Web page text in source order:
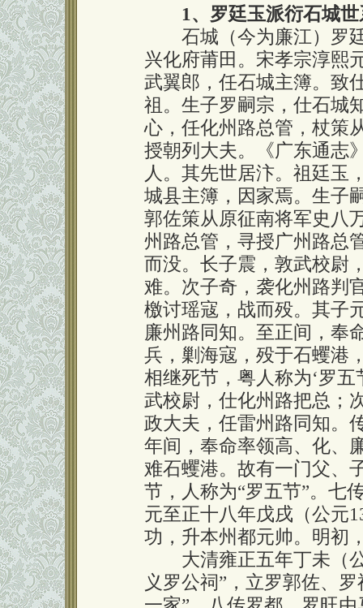
1、罗廷玉派衍石城世
石城（今为廉江）罗廷
兴化府莆田。宋孝宗淳熙
武翼郎，任石城主簿。致
祖。生子罗嗣宗，仕石城
心，任化州路总管，杖策
授朝列大夫。《广东通志
人。其先世居汴。祖廷玉
城县主簿，因家焉。生子
郭佐策从原征南将军史八
州路总管，寻授广州路总
而没。长子震，敦武校尉
难。次子奇，袭化州路判
檄讨瑶寇，战而殁。其子
廉州路同知。至正间，奉
兵，剿海寇，殁于石蠼港
相继死节，粤人称为‘罗
武校尉，仕化州路把总；
政大夫，任雷州路同知。
年间，奉命率领高、化、
难石蠼港。故有一门父、
节，人称为“罗五节”。七
元至正十八年戊戌（公元
功，升本州都元帅。明初
大清雍正五年丁未（公
义罗公祠”，立罗郭佐、